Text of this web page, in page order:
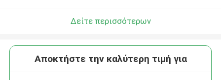
Δείτε περισσότερων
Αποκτήστε την καλύτερη τιμή για